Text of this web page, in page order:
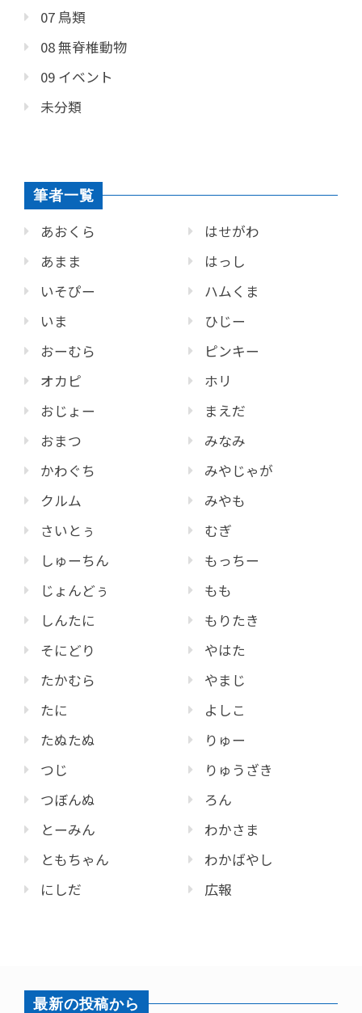
07 鳥類
08 無脊椎動物
09 イベント
未分類
筆者一覧
あおくら
あまま
いそぴー
いま
おーむら
オカピ
おじょー
おまつ
かわぐち
クルム
さいとぅ
しゅーちん
じょんどぅ
しんたに
そにどり
たかむら
たに
たぬたぬ
つじ
つぼんぬ
とーみん
ともちゃん
にしだ
はせがわ
はっし
ハムくま
ひじー
ピンキー
ホリ
まえだ
みなみ
みやじゃが
みやも
むぎ
もっちー
もも
もりたき
やはた
やまじ
よしこ
りゅー
りゅうざき
ろん
わかさま
わかばやし
広報
最新の投稿から